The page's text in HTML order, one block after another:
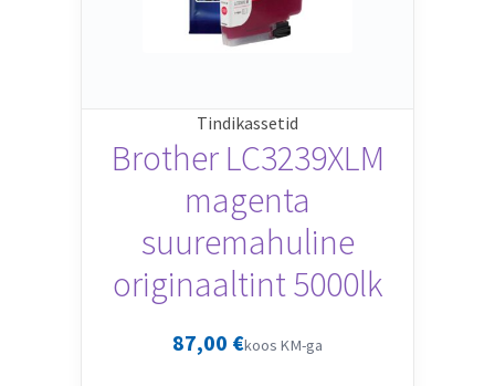
Tindikassetid
Brother LC3239XLM
magenta
suuremahuline
originaaltint 5000lk
87,00 €koos KM-ga